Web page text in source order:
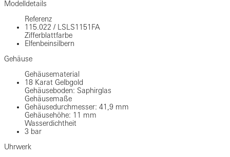
Modelldetails
Referenz
115.022 /
LSLS1151FA
Zifferblattfarbe
Elfenbeinsilbern
Gehäuse
Gehäusematerial
18 Karat Gelbgold
Gehäuseboden: Saphirglas
Gehäusemaße
Gehäusedurchmesser: 41,9 mm
Gehäusehöhe: 11 mm
Wasserdichtheit
3 bar
Uhrwerk